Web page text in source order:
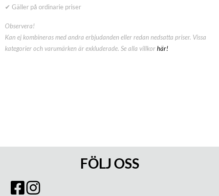
✔ Gäller på ordinarie priser
Observera!
Kan ej kombineras med andra erbjudanden eller redan nedsatta priser. Vissa
kategorier och varumärken är exkluderade. Se alla villkorhär!
FÖLJ OSS